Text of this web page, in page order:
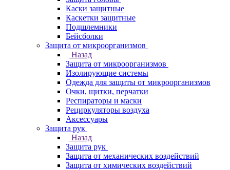
Каски защитные
Каскетки защитные
Подшлемники
Бейсболки
Защита от микроорганизмов
Назад
Защита от микроорганизмов
Изолирующие системы
Одежда для защиты от микроорганизмов
Очки, щитки, перчатки
Респираторы и маски
Рециркуляторы воздуха
Аксессуары
Защита рук
Назад
Защита рук
Защита от механических воздействий
Защита от химических воздействий